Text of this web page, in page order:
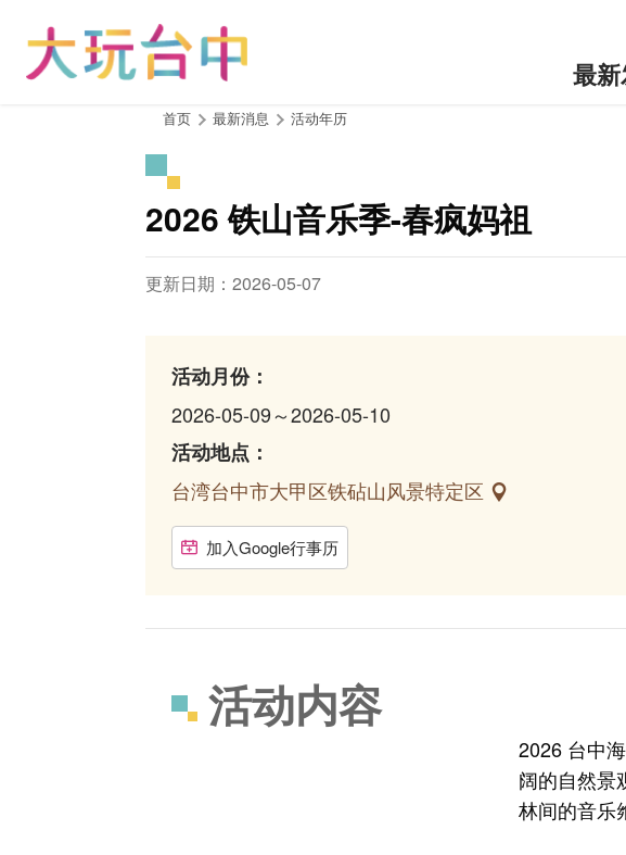
最
首页 最新消息 活动年历
2026 铁山音乐季-春疯妈祖
更新日期：2026-05-07
活动月份：
2026-05-09～2026-05-10
活动地点：
台湾台中市大甲区铁砧山风景特定区
加入Google行事历
活动内容
2026 台中
阔的自然景
林间的音乐